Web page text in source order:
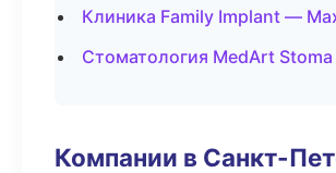
Клиника Family Implant —
Стоматология MedArt
Компании в Санкт-